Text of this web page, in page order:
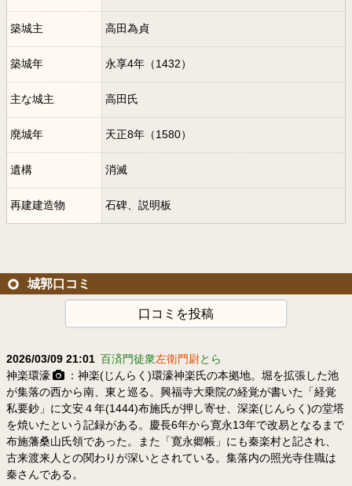
築城主 高田為貞
築城年 永享4年（1432）
主な城主 高田氏
廃城年 天正8年（1580）
遺構 消滅
再建建造物 石碑、説明板
城郭口コミ
口コミを投稿
2026/03/09 21:01 百済門徒衆左衛門尉とら
神楽環濠
：神楽(じんらく)環濠神楽氏の本拠地。堀を拡張した池
が集落の西から南、東と巡る。興福寺大乗院の経覚が書いた「経覚
私要鈔」に文安４年(1444)布施氏が押し寄せ、深楽(じんらく)の堂塔
を焼いたという記録がある。慶長6年から寛永13年で改易となるまで
布施藩桑山氏領であった。また「寛永郷帳」にも秦楽村と記され、
古来渡来人との関わりが深いとされている。集落内の照光寺住職は
秦さんである。